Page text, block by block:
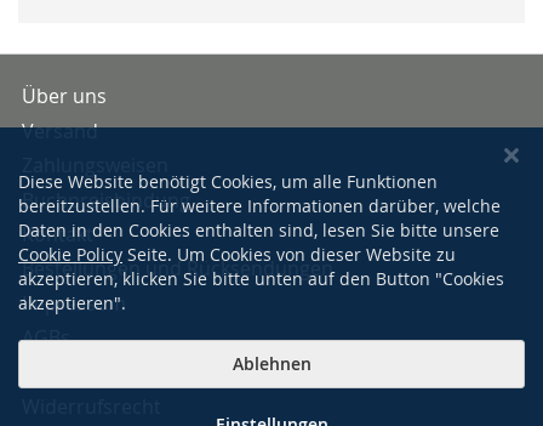
Über uns
Versand
Buchpreisbindung
Kontakt
Bestellungen und Rücksendungen
Impressum
AGBs
Diese Website benötigt Cookies, um alle Funktionen
bereitzustellen. Für weitere Informationen darüber, welche
Daten in den Cookies enthalten sind, lesen Sie bitte unsere
Cookie Policy Seite. Um Cookies von dieser Website zu
akzeptieren, klicken Sie bitte unten auf den Button "Cookies
akzeptieren".
Ablehnen